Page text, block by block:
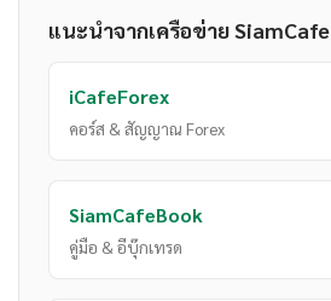
แนะนำจากเครือข่าย SiamCafe
iCafeForex
คอร์ส & สัญญาณ Forex
SiamCafeBook
คู่มือ & อีบุ๊กเทรด